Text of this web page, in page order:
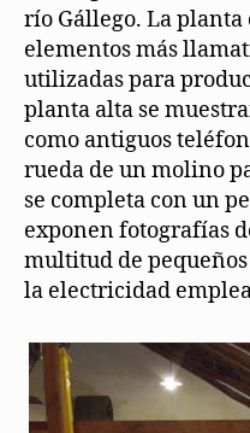
río Gállego. La
elementos más
utilizadas para
planta alta se
como antiguos
rueda de un molino
se completa con un
exponen fotografías
multitud de
la electricidad